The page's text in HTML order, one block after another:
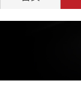
聚焦